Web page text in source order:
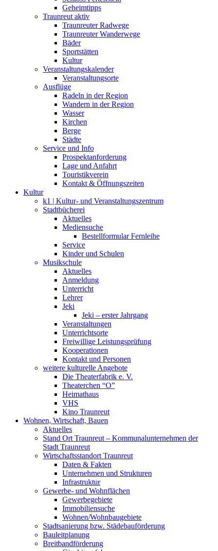
Geheimtipps
Traunreut aktiv
Traunreuter Radwege
Traunreuter Wanderwege
Bäder
Sportstätten
Kultur
Veranstaltungskalender
Veranstaltungsorte
Ausflüge
Radeln in der Region
Wandern in der Region
Wasser
Kirchen
Berge
Städte
Service und Info
Prospektanforderung
Lage und Anfahrt
Touristikverein
Kontakt & Öffnungszeiten
Kultur
k1 | Kultur- und Veranstaltungszentrum
Stadtbücherei
Aktuelles
Mediensuche
Bestellformular Fernleihe
Service
Kinder und Schulen
Musikschule
Aktuelles
Anmeldung
Unterricht
Lehrer
Jeki
Jeki – erster Jahrgang
Veranstaltungen
Unterrichtsorte
Freiwillige Leistungsprüfung
Kooperationen
Kontakt und Personen
weitere kulturelle Angebote
Die Theaterfabrik e. V.
Theaterchen “O”
Heimathaus
VHS
Kino Traunreut
Wohnen, Wirtschaft, Bauen
Aktuelles
Stand Ort Traunreut – Kommunalunternehmen der
Stadt Traunreut
Wirtschaftsstandort Traunreut
Daten & Fakten
Unternehmen und Strukturen
Infrastruktur
Gewerbe- und Wohnflächen
Gewerbegebiete
Immobiliensuche
Wohnen/Wohnbaugebiete
Stadtsanierung bzw. Städebauförderung
Bauleitplanung
Breitbandförderung